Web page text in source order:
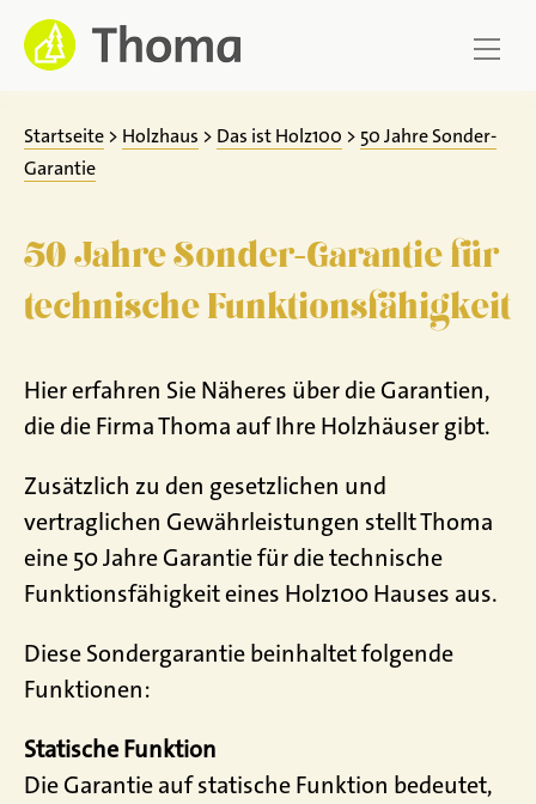
Zum
Inhalt
springen
Startseite > Holzhaus > Das ist Holz100 > 50 Jahre Sonder-
Garantie
50 Jahre Sonder-Garantie für
technische Funktionsfähigkeit
Hier erfahren Sie Näheres über die Garantien,
die die Firma Thoma auf Ihre Holzhäuser gibt.
Zusätzlich zu den gesetzlichen und
vertraglichen Gewährleistungen stellt Thoma
eine 50 Jahre Garantie für die technische
Funktionsfähigkeit eines Holz100 Hauses aus.
Diese Sondergarantie beinhaltet folgende
Funktionen:
Statische Funktion
Die Garantie auf statische Funktion bedeutet,